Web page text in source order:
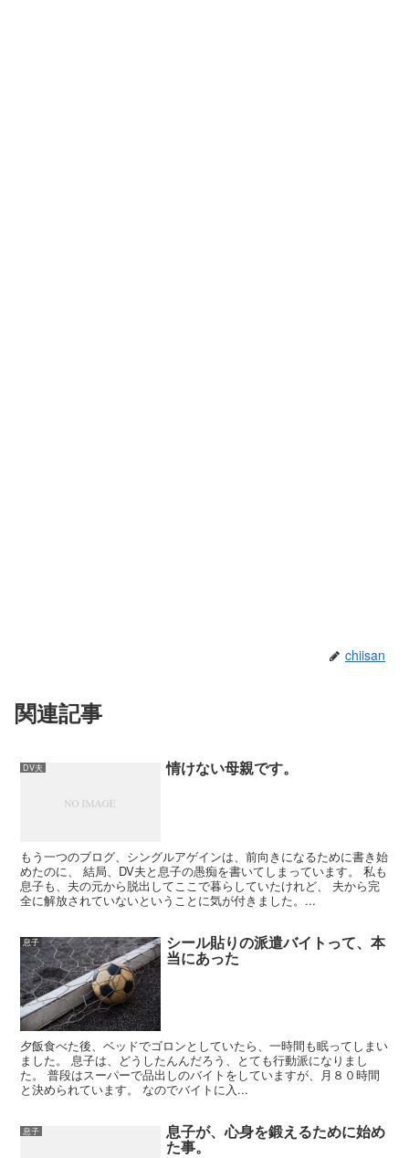
chiisan
関連記事
DV夫 情けない母親です。
もう一つのブログ、シングルアゲインは、前向きになるために書き始
めたのに、 結局、DV夫と息子の愚痴を書いてしまっています。 私も
息子も、夫の元から脱出してここで暮らしていたけれど、 夫から完
全に解放されていないということに気が付きました。...
息子 シール貼りの派遣バイトって、本
当にあった
夕飯食べた後、ベッドでゴロンとしていたら、一時間も眠ってしまい
ました。 息子は、どうしたんんだろう、とても行動派になりまし
た。 普段はスーパーで品出しのバイトをしていますが、月８０時間
と決められています。 なのでバイトに入...
息子 息子が、心身を鍛えるために始め
た事。